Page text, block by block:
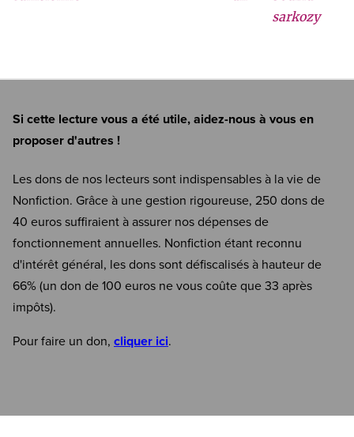
sarkozy
Si cette lecture vous a été utile, aidez-nous à vous en
proposer d'autres !
Les dons de nos lecteurs sont indispensables à la vie de
Nonfiction. Grâce à une gestion rigoureuse, 250 dons de
40 euros suffiraient à assurer nos dépenses de
fonctionnement annuelles. Nonfiction étant reconnu
d'intérêt général, les dons sont défiscalisés à hauteur de
66% (un don de 100 euros ne vous coûte que 33 après
impôts).
Pour faire un don, cliquer ici.